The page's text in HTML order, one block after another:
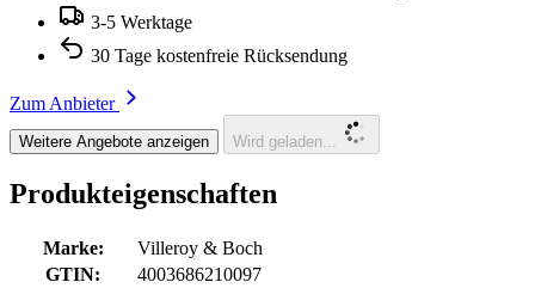
3-5 Werktage
30 Tage kostenfreie Rücksendung
Zum Anbieter
Weitere Angebote anzeigen Wird geladen...
Produkteigenschaften
Marke:
Villeroy & Boch
GTIN:
4003686210097